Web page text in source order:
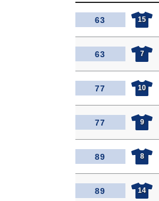
63 15
63 7
77 10
77 9
89 8
89 14